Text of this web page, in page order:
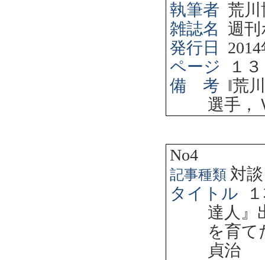
執筆者 荒川
雑誌名
週
発行日
2014
ページ
１
備 考 ‖荒
選手，
No4
記事種類 対談
タイトル
達人』
を育
貞治